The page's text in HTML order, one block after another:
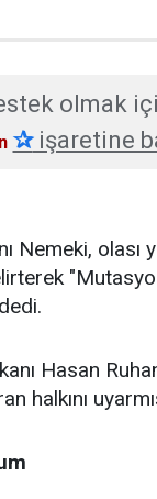
olmak
✰işaretine
Nemeki,
Hasan
halkını